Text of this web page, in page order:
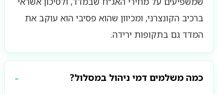
ברכיב הקונצרני, ומכיוון שהוא פסיבי הוא עוקב את
המדד גם בתקופות ירידה.
כמה משלמים דמי ניהול במסלול?